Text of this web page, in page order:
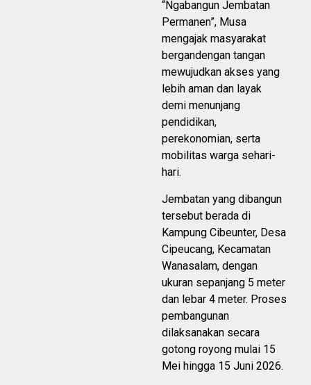
“Ngabangun Jembatan
Permanen”, Musa
mengajak masyarakat
bergandengan tangan
mewujudkan akses yang
lebih aman dan layak
demi menunjang
pendidikan,
perekonomian, serta
mobilitas warga sehari-
hari.
Jembatan yang dibangun
tersebut berada di
Kampung Cibeunter, Desa
Cipeucang, Kecamatan
Wanasalam, dengan
ukuran sepanjang 5 meter
dan lebar 4 meter. Proses
pembangunan
dilaksanakan secara
gotong royong mulai 15
Mei hingga 15 Juni 2026.